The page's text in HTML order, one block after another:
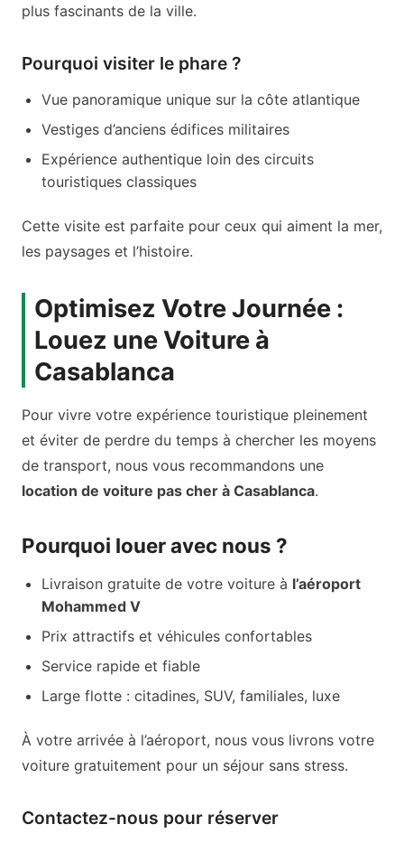
plus fascinants de la ville.
Pourquoi visiter le phare ?
Vue panoramique unique sur la côte atlantique
Vestiges d’anciens édifices militaires
Expérience authentique loin des circuits
touristiques classiques
Cette visite est parfaite pour ceux qui aiment la mer,
les paysages et l’histoire.
Optimisez Votre Journée :
Louez une Voiture à
Casablanca
Pour vivre votre expérience touristique pleinement
et éviter de perdre du temps à chercher les moyens
de transport, nous vous recommandons une
location de voiture pas cher à Casablanca.
Pourquoi louer avec nous ?
Livraison gratuite de votre voiture à l’aéroport
Mohammed V
Prix attractifs et véhicules confortables
Service rapide et fiable
Large flotte : citadines, SUV, familiales, luxe
À votre arrivée à l’aéroport, nous vous livrons votre
voiture gratuitement pour un séjour sans stress.
Contactez-nous pour réserver